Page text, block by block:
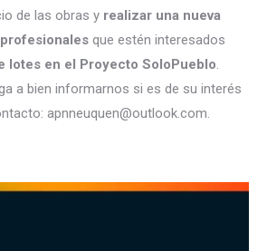
de las obras y realizar una nueva
que estén interesados
lotes en el Proyecto SoloPueblo.
a bien informarnos si es de su interés
apnneuquen@outlook.com.